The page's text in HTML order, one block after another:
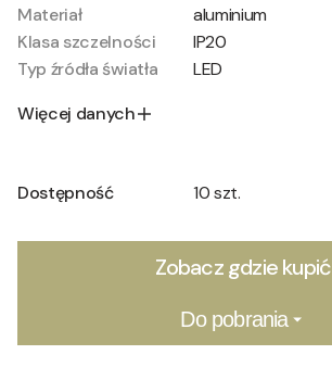
Materiał
aluminium
Klasa szczelności
IP20
Typ źródła światła
LED
Więcej danych
Dostępność 10 szt.
Zobacz gdzie kupić
Do pobrania